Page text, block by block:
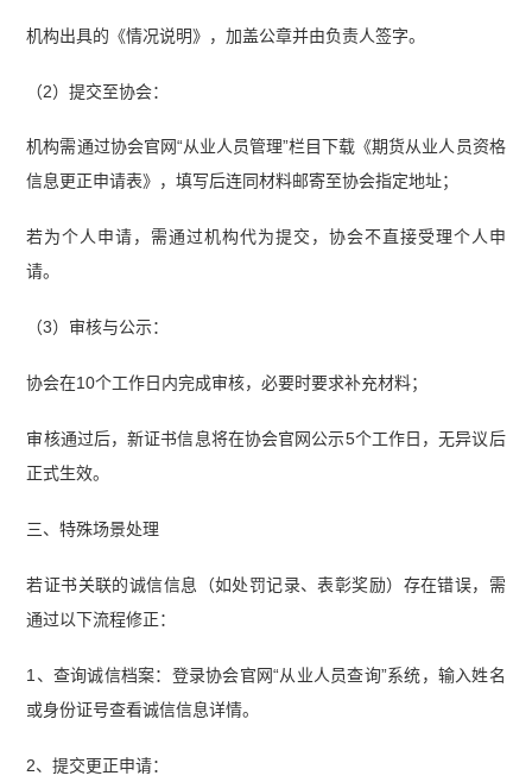
机构出具的《情况说明》，加盖公章并由负责人签字。
（2）提交至协会：
机构需通过协会官网“从业人员管理”栏目下载《期货从业人员资格
信息更正申请表》，填写后连同材料邮寄至协会指定地址；
若为个人申请，需通过机构代为提交，协会不直接受理个人申
请。
（3）审核与公示：
协会在10个工作日内完成审核，必要时要求补充材料；
审核通过后，新证书信息将在协会官网公示5个工作日，无异议后
正式生效。
三、特殊场景处理
若证书关联的诚信信息（如处罚记录、表彰奖励）存在错误，需
通过以下流程修正：
1、查询诚信档案：登录协会官网“从业人员查询”系统，输入姓名
或身份证号查看诚信信息详情。
2、提交更正申请：